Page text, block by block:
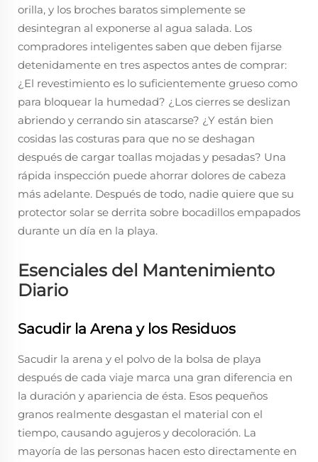
orilla, y los broches baratos simplemente se
desintegran al exponerse al agua salada. Los
compradores inteligentes saben que deben fijarse
detenidamente en tres aspectos antes de comprar:
¿El revestimiento es lo suficientemente grueso como
para bloquear la humedad? ¿Los cierres se deslizan
abriendo y cerrando sin atascarse? ¿Y están bien
cosidas las costuras para que no se deshagan
después de cargar toallas mojadas y pesadas? Una
rápida inspección puede ahorrar dolores de cabeza
más adelante. Después de todo, nadie quiere que su
protector solar se derrita sobre bocadillos empapados
durante un día en la playa.
Esenciales del Mantenimiento
Diario
Sacudir la Arena y los Residuos
Sacudir la arena y el polvo de la bolsa de playa
después de cada viaje marca una gran diferencia en
la duración y apariencia de ésta. Esos pequeños
granos realmente desgastan el material con el
tiempo, causando agujeros y decoloración. La
mayoría de las personas hacen esto directamente en